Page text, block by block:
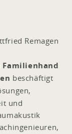
Remagen
Familienhand
beschäftigt
und